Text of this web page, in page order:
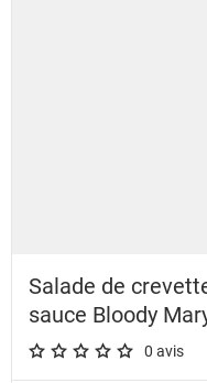
Salade de
sauce Bloody
A star rating of 0 out of
0 avis